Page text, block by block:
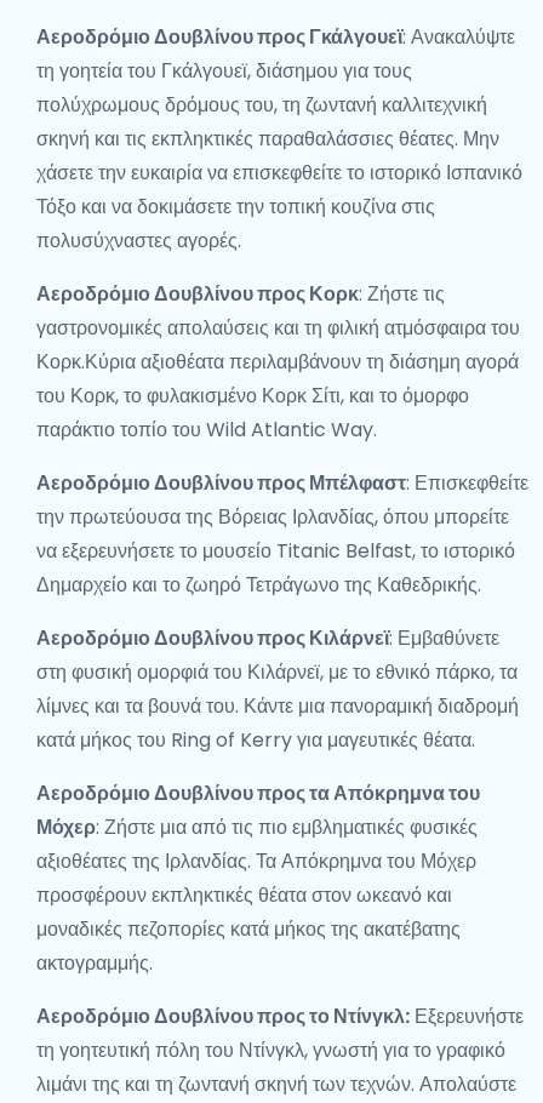
Αεροδρόμιο Δουβλίνου προς Γκάλγουεϊ: Ανακαλύψτε
τη γοητεία του Γκάλγουεϊ, διάσημου για τους
πολύχρωμους δρόμους του, τη ζωντανή καλλιτεχνική
σκηνή και τις εκπληκτικές παραθαλάσσιες θέατες. Μην
χάσετε την ευκαιρία να επισκεφθείτε το ιστορικό Ισπανικό
Τόξο και να δοκιμάσετε την τοπική κουζίνα στις
πολυσύχναστες αγορές.
Αεροδρόμιο Δουβλίνου προς Κορκ: Ζήστε τις
γαστρονομικές απολαύσεις και τη φιλική ατμόσφαιρα του
Κορκ.Κύρια αξιοθέατα περιλαμβάνουν τη διάσημη αγορά
του Κορκ, το φυλακισμένο Κορκ Σίτι, και το όμορφο
παράκτιο τοπίο του Wild Atlantic Way.
Αεροδρόμιο Δουβλίνου προς Μπέλφαστ: Επισκεφθείτε
την πρωτεύουσα της Βόρειας Ιρλανδίας, όπου μπορείτε
να εξερευνήσετε το μουσείο Titanic Belfast, το ιστορικό
Δημαρχείο και το ζωηρό Τετράγωνο της Καθεδρικής.
Αεροδρόμιο Δουβλίνου προς Κιλάρνεϊ: Εμβαθύνετε
στη φυσική ομορφιά του Κιλάρνεϊ, με το εθνικό πάρκο, τα
λίμνες και τα βουνά του. Κάντε μια πανοραμική διαδρομή
κατά μήκος του Ring of Kerry για μαγευτικές θέατα.
Αεροδρόμιο Δουβλίνου προς τα Απόκρημνα του
Μόχερ: Ζήστε μια από τις πιο εμβληματικές φυσικές
αξιοθέατες της Ιρλανδίας. Τα Απόκρημνα του Μόχερ
προσφέρουν εκπληκτικές θέατα στον ωκεανό και
μοναδικές πεζοπορίες κατά μήκος της ακατέβατης
ακτογραμμής.
Αεροδρόμιο Δουβλίνου προς το Ντίνγκλ: Εξερευνήστε
τη γοητευτική πόλη του Ντίνγκλ, γνωστή για το γραφικό
λιμάνι της και τη ζωντανή σκηνή των τεχνών. Απολαύστε